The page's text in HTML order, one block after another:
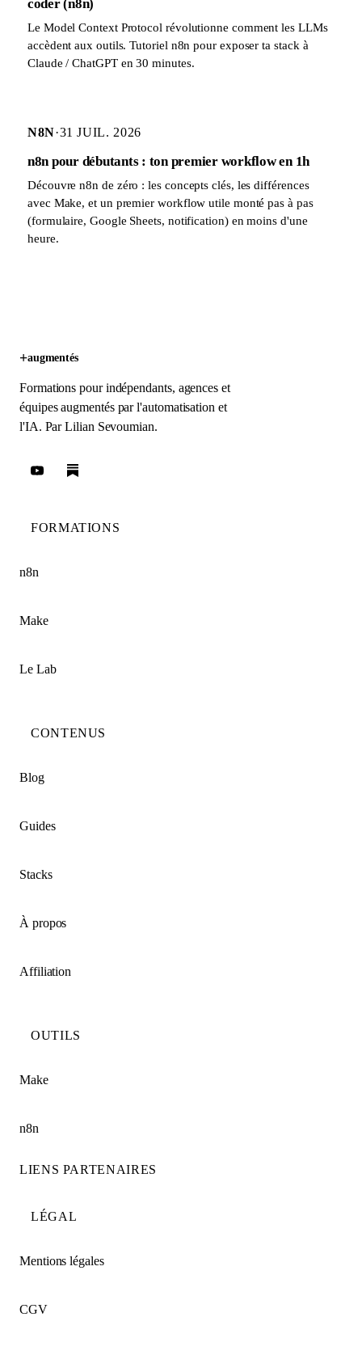
coder (n8n)
Le Model Context Protocol révolutionne comment les LLMs
accèdent aux outils. Tutoriel n8n pour exposer ta stack à
Claude / ChatGPT en 30 minutes.
N8N·31 JUIL. 2026
n8n pour débutants : ton premier workflow en 1h
Découvre n8n de zéro : les concepts clés, les différences
avec Make, et un premier workflow utile monté pas à pas
(formulaire, Google Sheets, notification) en moins d'une
heure.
+augmentés
Formations pour indépendants, agences et
équipes augmentés par l'automatisation et
l'IA. ParLilian Sevoumian.
FORMATIONS
n8n
Make
Le Lab
CONTENUS
Blog
Guides
Stacks
À propos
Affiliation
OUTILS
Make
n8n
LIENS PARTENAIRES
LÉGAL
Mentions légales
CGV